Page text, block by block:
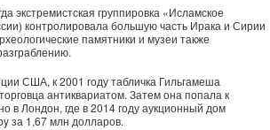
экстремистская группировка «Исламское
контролировала большую часть Ирака и Сирии
памятники и музеи также
США, к 2001 году табличка Гильгамеша
антиквариатом. Затем она попала к
в Лондон, где в 2014 году аукционный дом
за 1,67 млн долларов.